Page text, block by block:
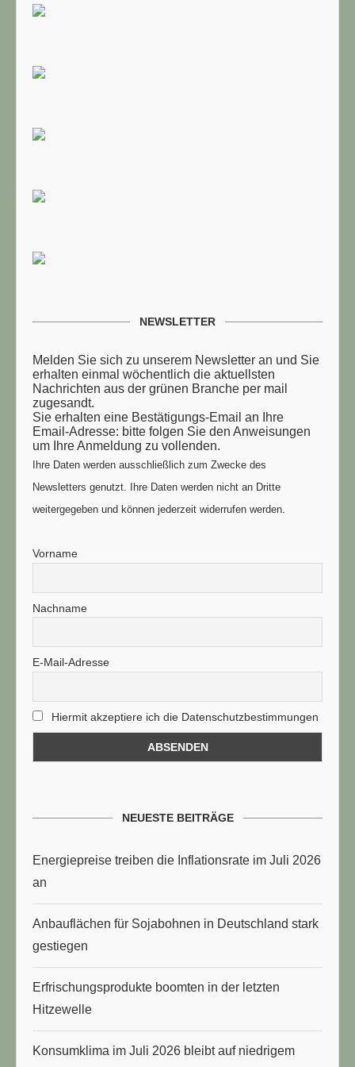
NEWSLETTER
Melden Sie sich zu unserem Newsletter an und Sie
erhalten einmal wöchentlich die aktuellsten
Nachrichten aus der grünen Branche per mail
zugesandt.
Sie erhalten eine Bestätigungs-Email an Ihre
Email-Adresse: bitte folgen Sie den Anweisungen
um Ihre Anmeldung zu vollenden.
Ihre Daten werden ausschließlich zum Zwecke des
Newsletters genutzt. Ihre Daten werden nicht an Dritte
weitergegeben und können jederzeit widerrufen werden.
Vorname
Nachname
E-Mail-Adresse
Hiermit akzeptiere ich die Datenschutzbestimmungen
NEUESTE BEITRÄGE
Energiepreise treiben die Inflationsrate im Juli 2026
an
Anbauflächen für Sojabohnen in Deutschland stark
gestiegen
Erfrischungsprodukte boomten in der letzten
Hitzewelle
Konsumklima im Juli 2026 bleibt auf niedrigem